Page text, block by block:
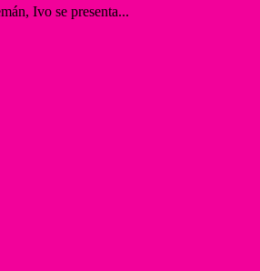
Ivo se presenta...